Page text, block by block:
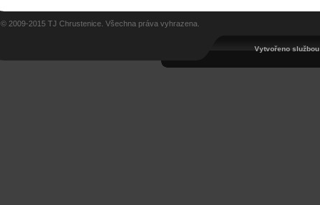
© 2009-2015 TJ Chrustenice. Všechna práva vyhrazena.
Vytvořeno službou